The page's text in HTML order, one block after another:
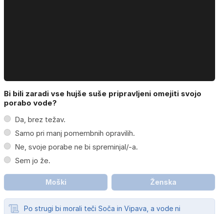
Bi bili zaradi vse hujše suše pripravljeni omejiti svojo
porabo vode?
Da, brez težav.
Samo pri manj pomembnih opravilih.
Ne, svoje porabe ne bi spreminjal/-a.
Sem jo že.
Moški Ženska
Po strugi bi morali teči Soča in Vipava, a vode ni